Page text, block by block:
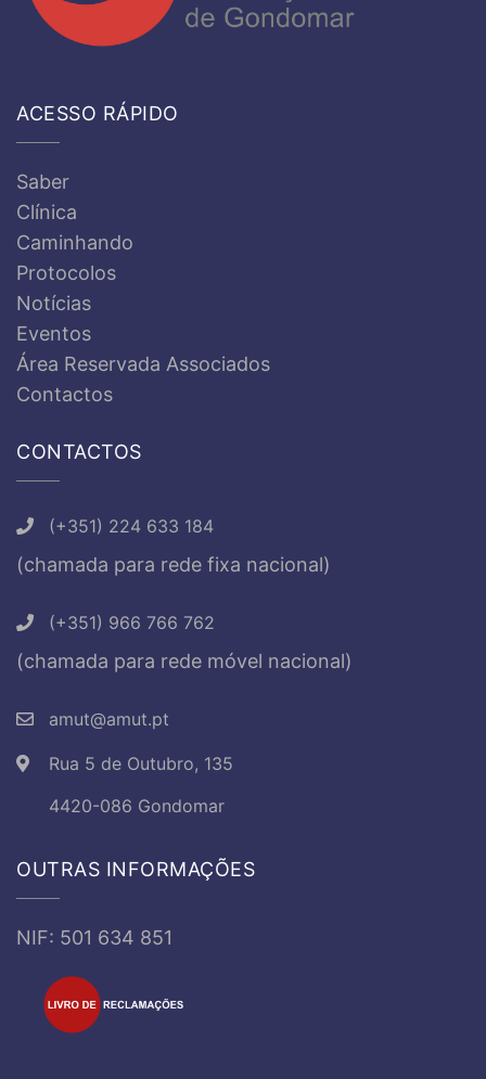
ACESSO RÁPIDO
Saber
Clínica
Caminhando
Protocolos
Notícias
Eventos
Área Reservada Associados
Contactos
CONTACTOS
(+351) 224 633 184
(chamada para rede fixa nacional)
(+351) 966 766 762
(chamada para rede móvel nacional)
amut@amut.pt
Rua 5 de Outubro, 135
4420-086 Gondomar
OUTRAS INFORMAÇÕES
NIF: 501 634 851